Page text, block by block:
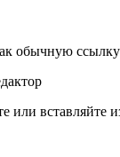
обычную ссылку
или вставляйте